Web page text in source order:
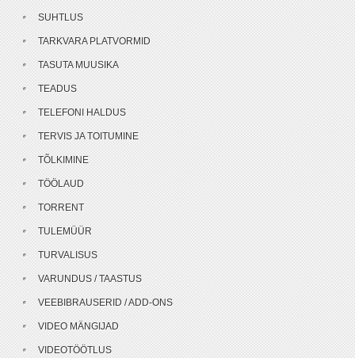
SUHTLUS
TARKVARA PLATVORMID
TASUTA MUUSIKA
TEADUS
TELEFONI HALDUS
TERVIS JA TOITUMINE
TÕLKIMINE
TÖÖLAUD
TORRENT
TULEMÜÜR
TURVALISUS
VARUNDUS / TAASTUS
VEEBIBRAUSERID / ADD-ONS
VIDEO MÄNGIJAD
VIDEOTÖÖTLUS